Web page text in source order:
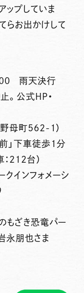
ップしていま
らお出かけして
雨天決行
。公式HP・
野母町562-1）
」下車徒歩1分
212台）
クインフォメーシ
もざき恐竜パー
永朋也さま